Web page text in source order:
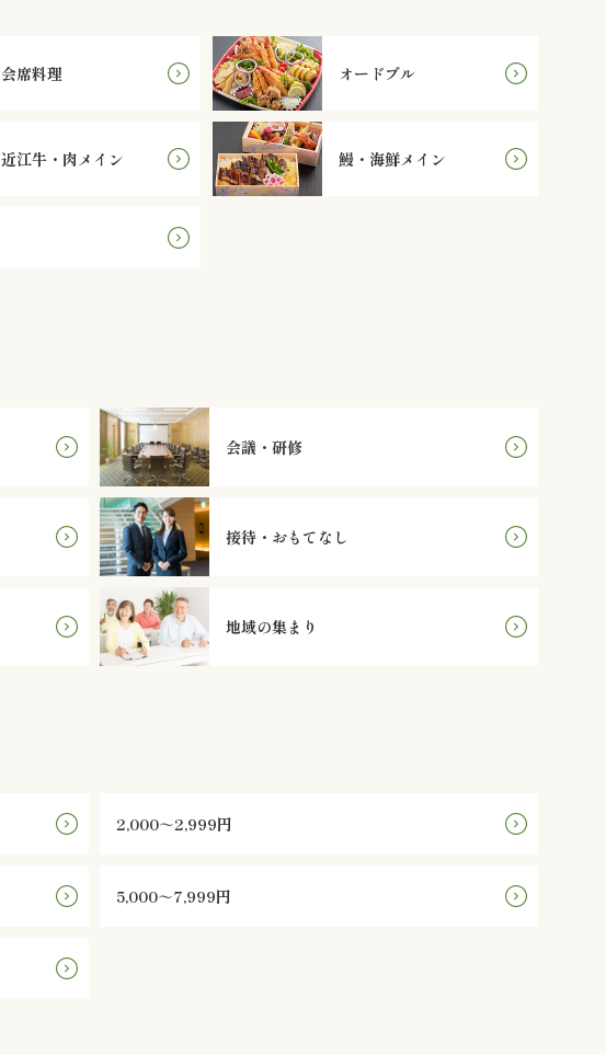
会席料理 オードブル
近江牛・肉メイン 鰻・海鮮メイン
会議・研修
接待・おもてなし
地域の集まり
2,000～2,999円
5,000～7,999円